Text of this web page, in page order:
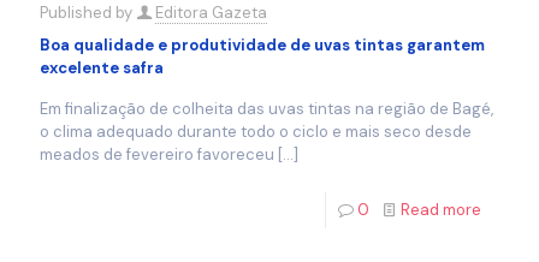
Published by
Editora Gazeta
Boa qualidade e produtividade de uvas tintas garantem
excelente safra
Em finalização de colheita das uvas tintas na região de Bagé,
o clima adequado durante todo o ciclo e mais seco desde
meados de fevereiro favoreceu […]
0 Read more